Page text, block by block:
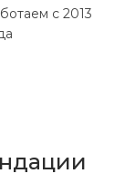
с 2013